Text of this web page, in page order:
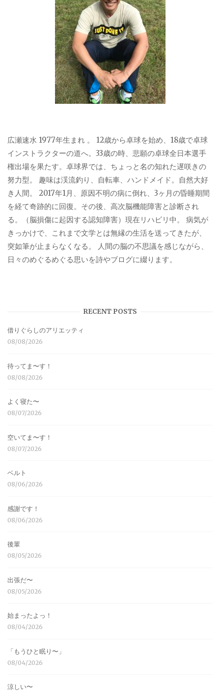
広瀬速水 1977年生まれ 。 12歳から卓球を始め、18歳で卓球
インストラクターの道へ。33歳の時、悲願の卓球全日本選手
権出場を果たす。卓球界では、ちょっと名の知れた遅咲きの
努力型。 趣味は渓流釣り、自転車、ハンドメイド。自然大好
き人間。 2017年1月、原因不明の病に倒れ、3ヶ月の昏睡期間
を経て奇跡的に回復。その後、高次脳機能障害と診断され
る。（脳損傷に起因する認知障害）現在リハビリ中。 病気が
きっかけで、これまで文学とは無縁の生活を送ってきたが、
突如筆が止まらなくなる。 人間の脳の不思議を感じながら、
日々のめぐるめぐる思いを詩やブログに綴ります。
RECENT POSTS
借りぐらしのアリエッティ
08/08/2026
待ってま〜す！
08/08/2026
よく寝た〜
08/07/2026
空いてま〜す！
08/07/2026
ベルト
08/06/2026
感謝です！
08/06/2026
後輩
08/05/2026
出張だ〜
08/05/2026
始まったよっ！
08/04/2026
「もうひと眠り〜」
08/04/2026
涼しい〜